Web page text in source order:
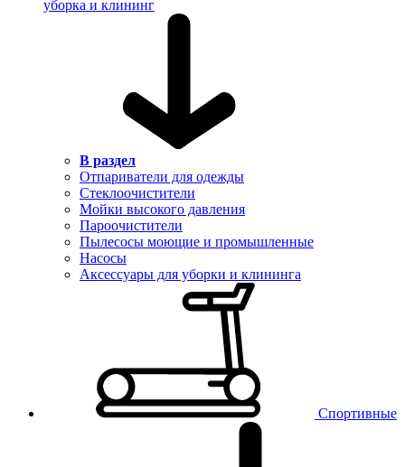
уборка и клининг
В раздел
Отпариватели для одежды
Стеклоочистители
Мойки высокого давления
Пароочистители
Пылесосы моющие и промышленные
Насосы
Аксессуары для уборки и клининга
Спортивные